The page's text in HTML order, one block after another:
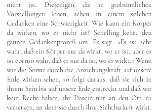
nicht ist. Diejenigen, die in grobsinnlichen
Vorstellungen leben, sehen in einem solchen
Gedanken eine Schwierigkeit. Wie kann ein Körper
da wirken, wo er nicht ist? Schelling kehrt den
ganzen Gedankenprozeß um. Er sagt: »Es ist sehr
wahr, daß ein Körper nur da wirkt, wo er ist, aber es
ist ebenso wahr, daß er nur da ist, wo er wirkt.« Wenn
wir die Sonne durch die Anziehungskraft auf unsere
Erde wirken sehen, so folgt daraus, daß sie sich in
ihrem Sein bis auf unsere Erde erstreckt und daß wir
kein Recht haben, ihr Dasein nur an den Ort zu
versetzen, an dem sie durch ihre Sichtbarkeit wirkt.